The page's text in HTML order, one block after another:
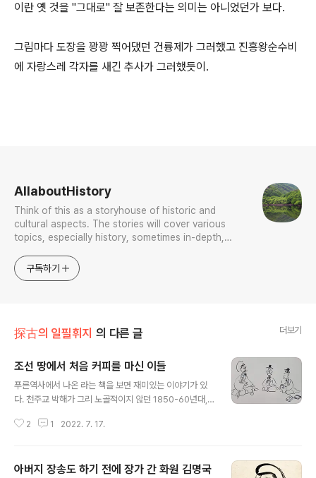
이란 옛 것을 "그대로" 잘 보존한다는 의미는 아니었던가 보다.
그림마다 도장을 꽝꽝 찍어댔던 건륭제가 그러했고 진흥왕순수비
에 자랑스레 각자를 새긴 추사가 그러했듯이.
AllaboutHistory
Think of this as a storyhouse of historic and
cultural aspects. The stories will cover various
topics, especially history, sometimes in-depth,
approach will be to resist any common sense or
generalized viewpoint
구독하기
探古의 일필휘지 의 다른 글 더보기
조선 땅에서 처음 커피를 마신 이들
푸른역사에서 나온 라는 책을 보면 재미있는 이야기가 있
다. 천주교 박해가 그리 노골적이지 않던 1850-60년대,
모르게 들어와 있었다. 그들은 미사나 전도에 필요한 서양
로는 느려터졌지만 그때로서는 초고속 아니었을까. 어쨌
2 1 2022. 7. 17.
아버지 장송도 하기 전에 장가 간 화원 김명국